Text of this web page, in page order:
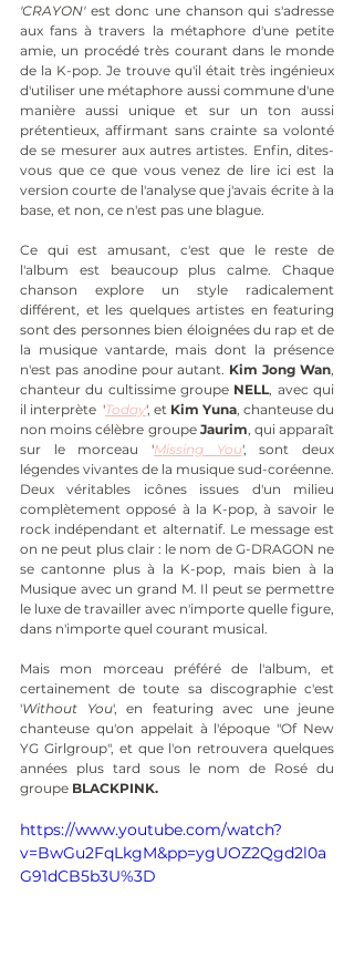
'CRAYON' est donc une chanson qui s'adresse
aux fans à travers la métaphore d'une petite
amie, un procédé très courant dans le monde
de la K-pop. Je trouve qu'il était très ingénieux
d'utiliser une métaphore aussi commune d'une
manière aussi unique et sur un ton aussi
prétentieux, affirmant sans crainte sa volonté
de se mesurer aux autres artistes. Enfin, dites-
vous que ce que vous venez de lire ici est la
version courte de l'analyse que j'avais écrite à la
base, et non, ce n'est pas une blague.
Ce qui est amusant, c'est que le reste de
l'album est beaucoup plus calme. Chaque
chanson explore un style radicalement
différent, et les quelques artistes en featuring
sont des personnes bien éloignées du rap et de
la musique vantarde, mais dont la présence
n'est pas anodine pour autant. Kim Jong Wan,
chanteur du cultissime groupe NELL, avec qui
il interprète  'Today', et Kim Yuna, chanteuse du
non moins célèbre groupe Jaurim, qui apparaît
sur le morceau 'Missing You', sont deux
légendes vivantes de la musique sud-coréenne.
Deux véritables icônes issues d'un milieu
complètement opposé à la K-pop, à savoir le
rock indépendant et alternatif. Le message est
on ne peut plus clair : le nom de G-DRAGON ne
se cantonne plus à la K-pop, mais bien à la
Musique avec un grand M. Il peut se permettre
le luxe de travailler avec n'importe quelle figure,
dans n'importe quel courant musical.
Mais mon morceau préféré de l'album, et
certainement de toute sa discographie c'est
'Without You', en featuring avec une jeune
chanteuse qu'on appelait à l'époque "Of New
YG Girlgroup", et que l'on retrouvera quelques
années plus tard sous le nom de Rosé du
groupe BLACKPINK.
https://www.youtube.com/watch?
v=BwGu2FqLkgM&pp=ygUOZ2Qgd2l0a
G91dCB5b3U%3D